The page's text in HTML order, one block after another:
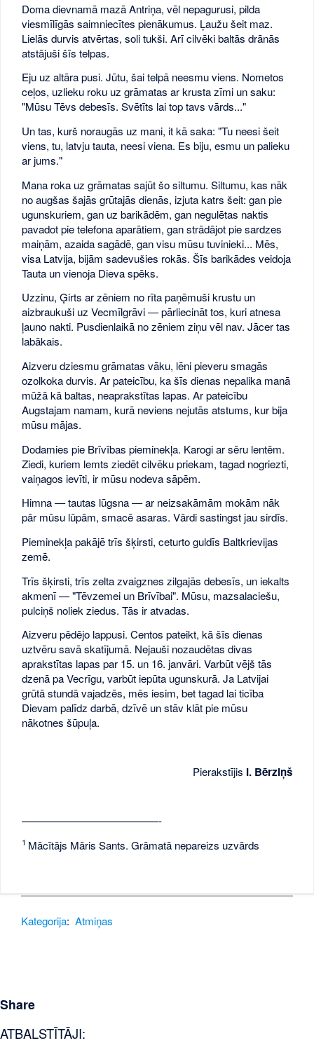
Doma dievnamā mazā Antriņa, vēl nepagurusi, pilda
viesmīlīgās saimniecītes pienākumus. Ļaužu šeit maz.
Lielās durvis atvērtas, soli tukši. Arī cilvēki baltās drānās
atstājuši šīs telpas.
Eju uz altāra pusi. Jūtu, šai telpā neesmu viens. Nometos
ceļos, uzlieku roku uz grāmatas ar krusta zīmi un saku:
"Mūsu Tēvs debesīs. Svētīts lai top tavs vārds..."
Un tas, kurš noraugās uz mani, it kā saka: "Tu neesi šeit
viens, tu, latvju tauta, neesi viena. Es biju, esmu un palieku
ar jums."
Mana roka uz grāmatas sajūt šo siltumu. Siltumu, kas nāk
no augšas šajās grūtajās dienās, izjuta katrs šeit: gan pie
ugunskuriem, gan uz barikādēm, gan negulētas naktis
pavadot pie telefona aparātiem, gan strādājot pie sardzes
maiņām, azaida sagādē, gan visu mūsu tuvinieki... Mēs,
visa Latvija, bijām sadevušies rokās. Šīs barikādes veidoja
Tauta un vienoja Dieva spēks.
Uzzinu, Ģirts ar zēniem no rīta paņēmuši krustu un
aizbraukuši uz Vecmīlgrāvi — pārliecināt tos, kuri atnesa
ļauno nakti. Pusdienlaikā no zēniem ziņu vēl nav. Jācer tas
labākais.
Aizveru dziesmu grāmatas vāku, lēni pieveru smagās
ozolkoka durvis. Ar pateicību, ka šīs dienas nepalika manā
mūžā kā baltas, neaprakstītas lapas. Ar pateicību
Augstajam namam, kurā neviens nejutās atstums, kur bija
mūsu mājas.
Dodamies pie Brīvības pieminekļa. Karogi ar sēru lentēm.
Ziedi, kuriem lemts ziedēt cilvēku priekam, tagad nogriezti,
vaiņagos ievīti, ir mūsu nodeva sāpēm.
Himna — tautas lūgsna — ar neizsakāmām mokām nāk
pār mūsu lūpām, smacē asaras. Vārdi sastingst jau sirdīs.
Pieminekļa pakājē trīs šķirsti, ceturto guldīs Baltkrievijas
zemē.
Trīs šķirsti, trīs zelta zvaigznes zilgajās debesīs, un iekalts
akmenī — "Tēvzemei un Brīvībai". Mūsu, mazsalaciešu,
pulciņš noliek ziedus. Tās ir atvadas.
Aizveru pēdējo lappusi. Centos pateikt, kā šīs dienas
uztvēru savā skatījumā. Nejauši nozaudētas divas
aprakstītas lapas par 15. un 16. janvāri. Varbūt vējš tās
dzenā pa Vecrīgu, varbūt iepūta ugunskurā. Ja Latvijai
grūtā stundā vajadzēs, mēs iesim, bet tagad lai ticība
Dievam palīdz darbā, dzīvē un stāv klāt pie mūsu
nākotnes šūpuļa.
Pierakstījis I. Bērziņš
—————————————-
1 Mācītājs Māris Sants. Grāmatā nepareizs uzvārds
Kategorija: Atmiņas
Share
ATBALSTĪTĀJI: